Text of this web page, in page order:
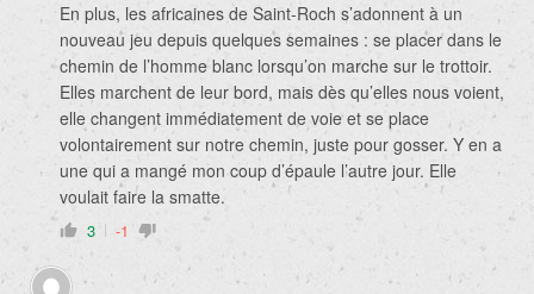
En plus, les africaines de Saint-Roch s’adonnent à un
nouveau jeu depuis quelques semaines : se placer dans le
chemin de l’homme blanc lorsqu’on marche sur le trottoir.
Elles marchent de leur bord, mais dès qu’elles nous voient,
elle changent immédiatement de voie et se place
volontairement sur notre chemin, juste pour gosser. Y en a
une qui a mangé mon coup d’épaule l’autre jour. Elle
voulait faire la smatte.
3 -1